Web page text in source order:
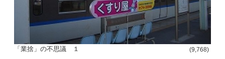
「業捨」の不思議 １ (9,768)